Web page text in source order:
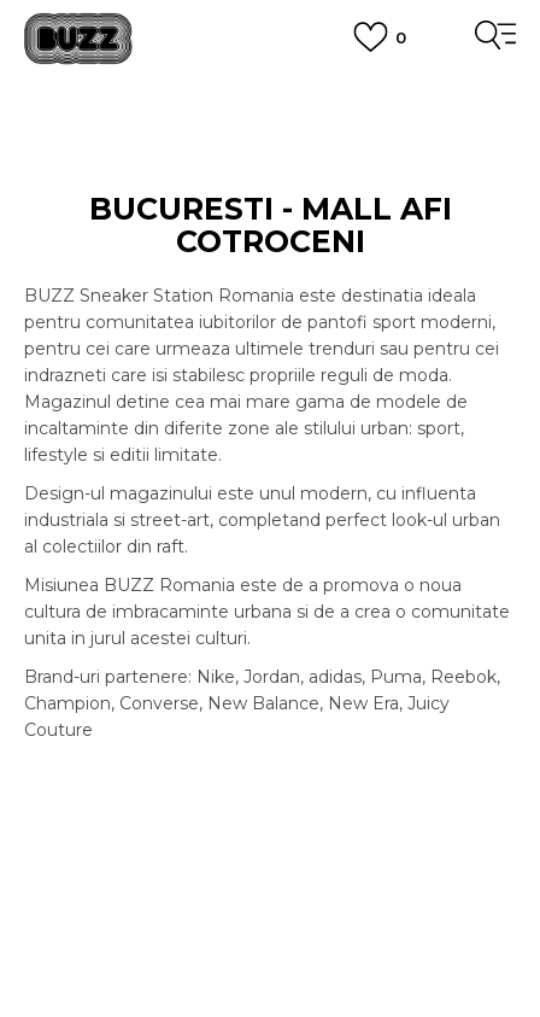
0
BUCURESTI - MALL AFI
COTROCENI
BUZZ Sneaker Station Romania este destinatia ideala
pentru comunitatea iubitorilor de pantofi sport moderni,
pentru cei care urmeaza ultimele trenduri sau pentru cei
indrazneti care isi stabilesc propriile reguli de moda.
Magazinul detine cea mai mare gama de modele de
incaltaminte din diferite zone ale stilului urban: sport,
lifestyle si editii limitate.
Design-ul magazinului este unul modern, cu influenta
industriala si street-art, completand perfect look-ul urban
al colectiilor din raft.
Misiunea BUZZ Romania este de a promova o noua
cultura de imbracaminte urbana si de a crea o comunitate
unita in jurul acestei culturi.
Brand-uri partenere: Nike, Jordan, adidas, Puma, Reebok,
Champion, Converse, New Balance, New Era, Juicy
Couture